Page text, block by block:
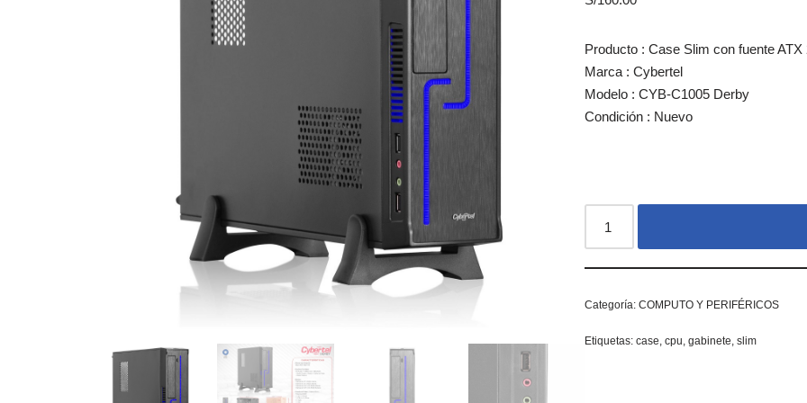
Producto : Case Slim con fuente ATX
Marca : Cybertel
Modelo : CYB-C1005 Derby
Condición : Nuevo
Categoría:COMPUTO Y PERIFÉRICOS
Etiquetas:case,cpu,gabinete,slim